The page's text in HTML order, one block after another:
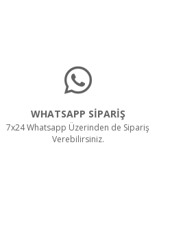
WHATSAPP SİPARİŞ
7x24 Whatsapp Üzerinden de Sipariş
Verebilirsiniz.